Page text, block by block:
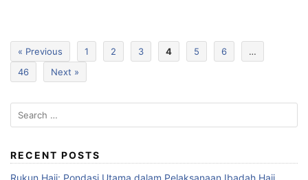
« Previous 1 2 3 4 5 6
…
46
Next »
RECENT POSTS
Rukun Haji: Pondasi Utama dalam Pelaksanaan Ibadah Haji